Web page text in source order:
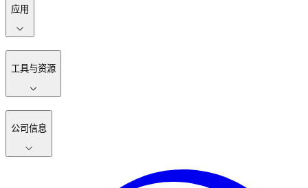
应用
工具与资源
公司信息